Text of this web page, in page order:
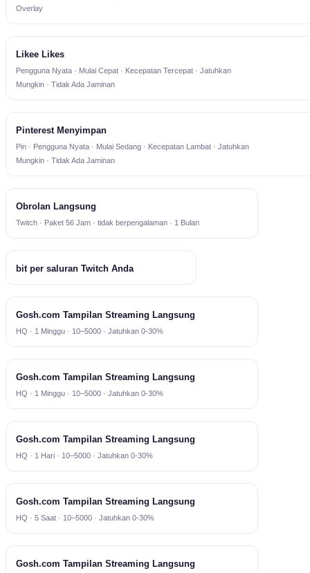
Overlay
Likee Likes
Pengguna Nyata · Mulai Cepat · Kecepatan Tercepat · Jatuhkan
Mungkin · Tidak Ada Jaminan
Pinterest Menyimpan
Pin · Pengguna Nyata · Mulai Sedang · Kecepatan Lambat · Jatuhkan
Mungkin · Tidak Ada Jaminan
Obrolan Langsung
Twitch · Paket 56 Jam · tidak berpengalaman · 1 Bulan
bit per saluran Twitch Anda
Gosh.com Tampilan Streaming Langsung
HQ · 1 Minggu · 10–5000 · Jatuhkan 0-30%
Gosh.com Tampilan Streaming Langsung
HQ · 1 Minggu · 10–5000 · Jatuhkan 0-30%
Gosh.com Tampilan Streaming Langsung
HQ · 1 Hari · 10–5000 · Jatuhkan 0-30%
Gosh.com Tampilan Streaming Langsung
HQ · 5 Saat · 10–5000 · Jatuhkan 0-30%
Gosh.com Tampilan Streaming Langsung